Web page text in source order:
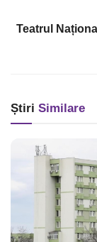
Teatrul
Știri Similare